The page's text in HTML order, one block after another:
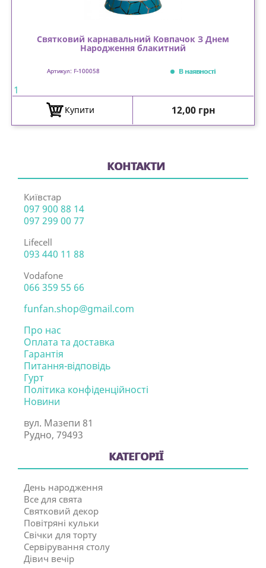
Святковий карнавальний Ковпачок З Днем
Народження блакитний
Артикул: F-100058 В наявності
1
Купити Ціна
12,00 грн
КОНТАКТИ
Київстар
097 900 88 14
097 299 00 77
Lifecell
093 440 11 88
Vodafone
066 359 55 66
funfan.shop@gmail.com
Про нас
Оплата та доставка
Гарантія
Питання-відповідь
Гурт
Політика конфіденційності
Новини
вул. Мазепи 81
Рудно, 79493
КАТЕГОРІЇ
День народження
Все для свята
Святковий декор
Повітряні кульки
Свічки для торту
Сервірування столу
Дівич вечір